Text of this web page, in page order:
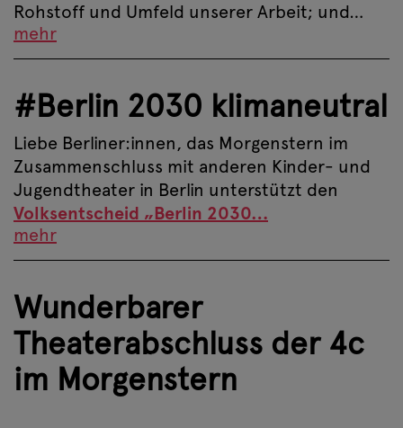
Rohstoff und Umfeld unserer Arbeit; und…
mehr
#Berlin 2030 klimaneutral
Liebe Berliner:innen, das Morgenstern im
Zusammenschluss mit anderen Kinder- und
Jugendtheater in Berlin unterstützt den
Volksentscheid „Berlin 2030…
mehr
Wunderbarer
Theaterabschluss der 4c
im Morgenstern